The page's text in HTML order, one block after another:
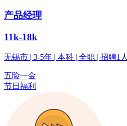
产品经理
11k-18k
无锡市 | 3-5年 | 本科 | 全职 | 招聘1人
五险一金
节日福利